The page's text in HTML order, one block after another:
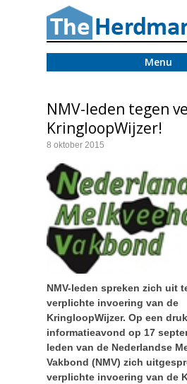
Menu
NMV-leden tegen
KringloopWijzer!
8 oktober 2015
NMV-leden spreken zich uit
verplichte invoering van de
KringloopWijzer. Op een
informatieavond op 17
leden van de Nederlandse
Vakbond (NMV) zich
verplichte invoering van de